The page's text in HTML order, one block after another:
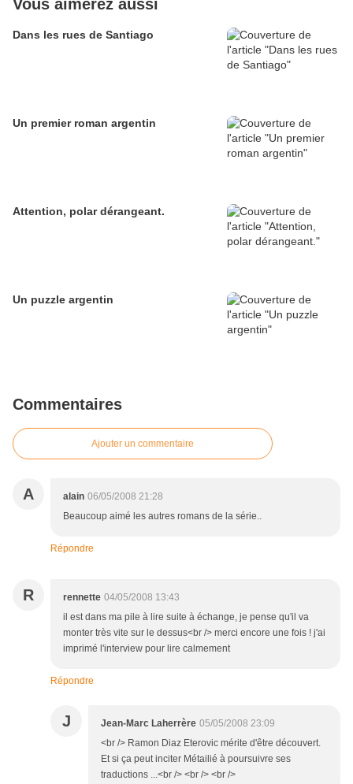
Vous aimerez aussi
Dans les rues de Santiago
Un premier roman argentin
Attention, polar dérangeant.
Un puzzle argentin
Commentaires
Ajouter un commentaire
A alain 06/05/2008 21:28
Beaucoup aimé les autres romans de la série..
Répondre
R rennette 04/05/2008 13:43
il est dans ma pile à lire suite à échange, je pense qu'il va
monter très vite sur le dessus<br /> merci encore une fois ! j'ai
imprimé l'interview pour lire calmement
Répondre
J Jean-Marc Laherrère 05/05/2008 23:09
<br /> Ramon Diaz Eterovic mérite d'être découvert.
Et si ça peut inciter Métailié à poursuivre ses
traductions ...<br /> <br /> <br />